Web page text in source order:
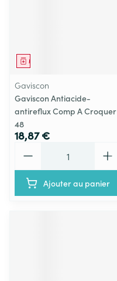
Médicament
Gaviscon
Gaviscon Antiacide-
antireflux Comp A Croquer
48
18,87 €
Ajouter au panier